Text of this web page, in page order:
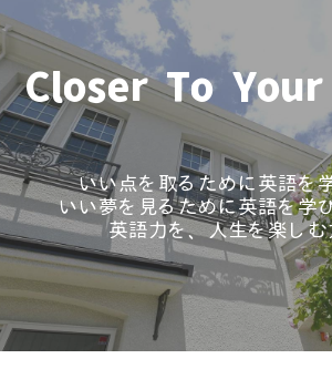
Closer To
いい点を取るために英語を
いい夢を見るために英語を学
英語力を、人生を楽し